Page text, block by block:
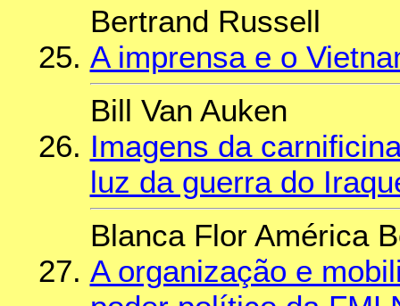
Bertrand Russell
A imprensa e o
Bill Van Auken
Imagens da
luz da guerra do
Blanca Flor América
A organização e